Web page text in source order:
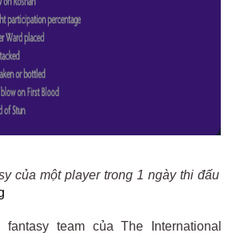
của một player trong 1 ngày thi đấu
team của The International